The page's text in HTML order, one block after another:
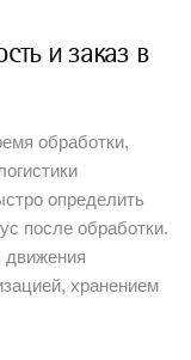
и заказ в
обработки,
определить
после обработки.
движения
хранением